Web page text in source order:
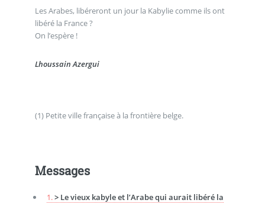
Les Arabes, libéreront un jour la Kabylie comme ils ont
libéré la France ?
On l’espère !
Lhoussain Azergui
(1) Petite ville française à la frontière belge.
Messages
1.> Le vieux kabyle et l’Arabe qui aurait libéré la